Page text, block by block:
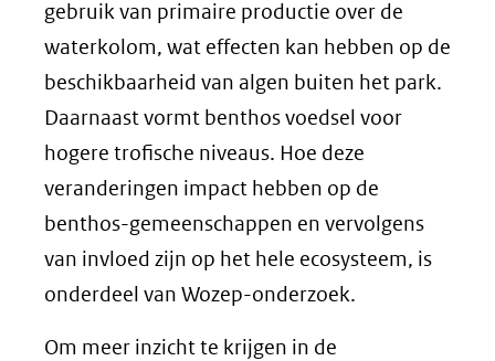
gebruik van primaire productie over de
waterkolom, wat effecten kan hebben op de
beschikbaarheid van algen buiten het park.
Daarnaast vormt benthos voedsel voor
hogere trofische niveaus. Hoe deze
veranderingen impact hebben op de
benthos-gemeenschappen en vervolgens
van invloed zijn op het hele ecosysteem, is
onderdeel van Wozep-onderzoek.
Om meer inzicht te krijgen in de